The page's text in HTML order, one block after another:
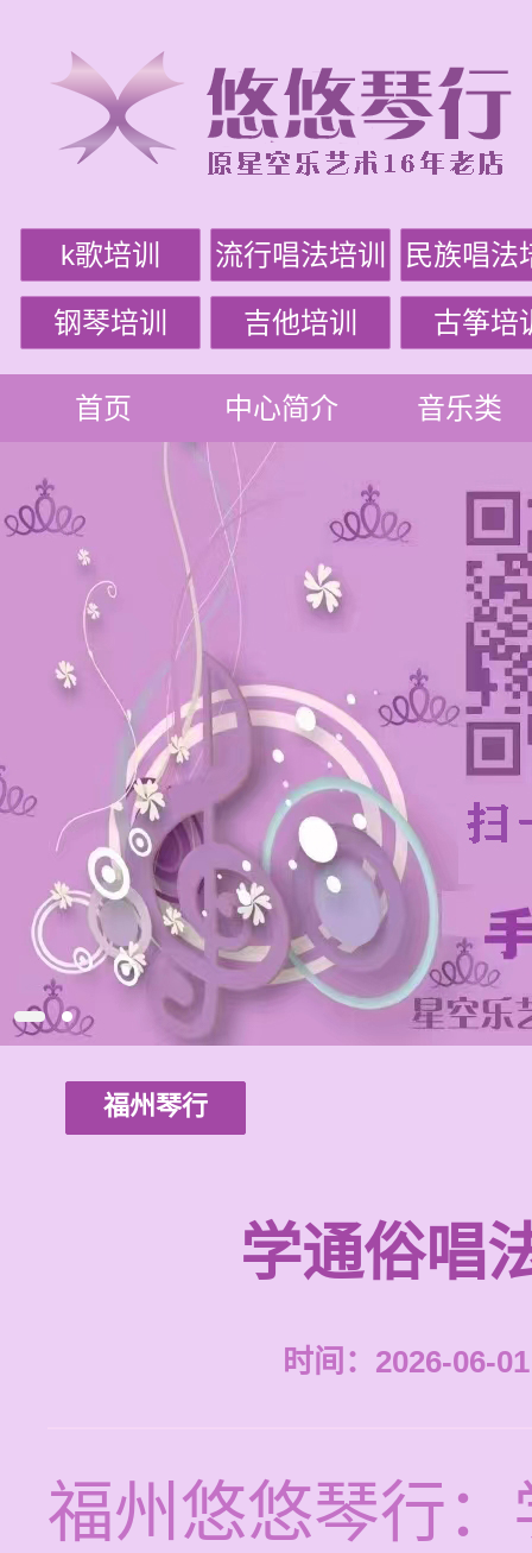
k歌培训 流行唱法培训 民族唱法
钢琴培训 吉他培训 古筝培
首页 中心简介 音乐类
福州琴行
学通俗唱
时间：2026-06-
福州悠悠琴行